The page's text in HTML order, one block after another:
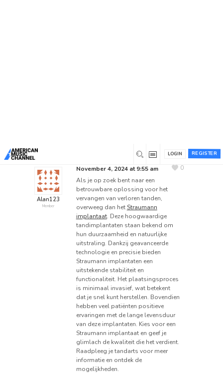
REGISTER
LOGIN
HEALTH
Alan123
Member
November 4, 2024 at 9:55 am
Als je op zoek bent naar een
betrouwbare oplossing voor het
vervangen van verloren tanden,
overweeg dan hetStraumann
implantaat. Deze hoogwaardige
tandimplantaten staan bekend om
hun duurzaamheid en natuurlijke
uitstraling. Dankzij geavanceerde
technologie en precisie bieden
Straumann implantaten een
uitstekende stabiliteit en
functionaliteit. Het plaatsingsproces
is minimaal invasief, wat betekent
dat je snel kunt herstellen. Bovendien
hebben veel patiënten positieve
ervaringen met de lange levensduur
van deze implantaten. Kies voor een
Straumann implantaat en geef je
glimlach de kwaliteit die het verdient.
Raadpleeg je tandarts voor meer
informatie en ontdek de
mogelijkheden.
0